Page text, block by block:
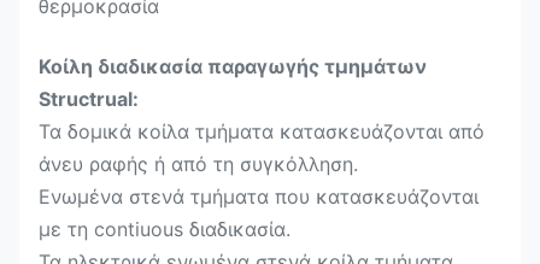
θερμοκρασία
Κοίλη διαδικασία παραγωγής τμημάτων
Structrual:
Τα δομικά κοίλα τμήματα κατασκευάζονται από
άνευ ραφής ή από τη συγκόλληση.
Ενωμένα στενά τμήματα που κατασκευάζονται
με τη contiuous διαδικασία.